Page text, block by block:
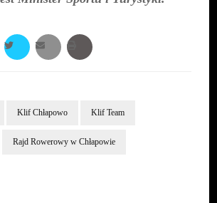
Klif Chłapowo Klif Team
Rajd Rowerowy w Chłapowie